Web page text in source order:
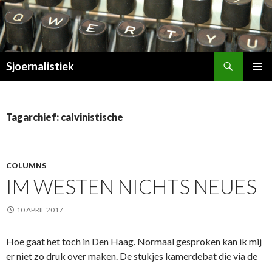
Sjoernalistiek
Tagarchief: calvinistische
COLUMNS
IM WESTEN NICHTS NEUES
10 APRIL 2017
Hoe gaat het toch in Den Haag. Normaal gesproken kan ik mij
er niet zo druk over maken. De stukjes kamerdebat die via de